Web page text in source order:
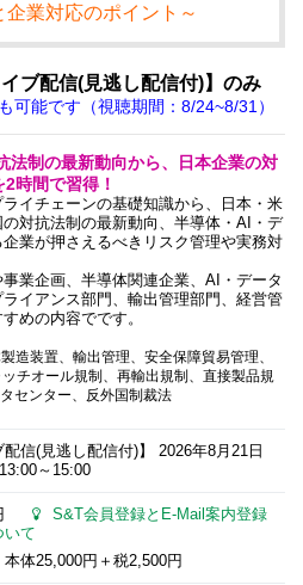
業対応のポイント～
ブ配信(見逃し配信付)】のみ
能です（視聴期間：8/24~8/31）
法制の最新動向から、日本企業の対
2時間で習得！
イチェーンの基礎知識から、日本・米
対抗法制の最新動向、半導体・AI・デ
業が押さえるべきリスク管理や実務対
業企画、半導体関連企業、AI・データ
イアンス部門、輸出管理部門、経営管
めの内容でです。
造装置、輸出管理、安全保障貿易管理、
チオール規制、再輸出規制、直接製品規
センター、反外国制裁法
配信(見逃し配信付)】
2026年8月21日
～15:00
S&T会員登録とE-Mail案内登録
いて
本体25,000円＋税2,500円